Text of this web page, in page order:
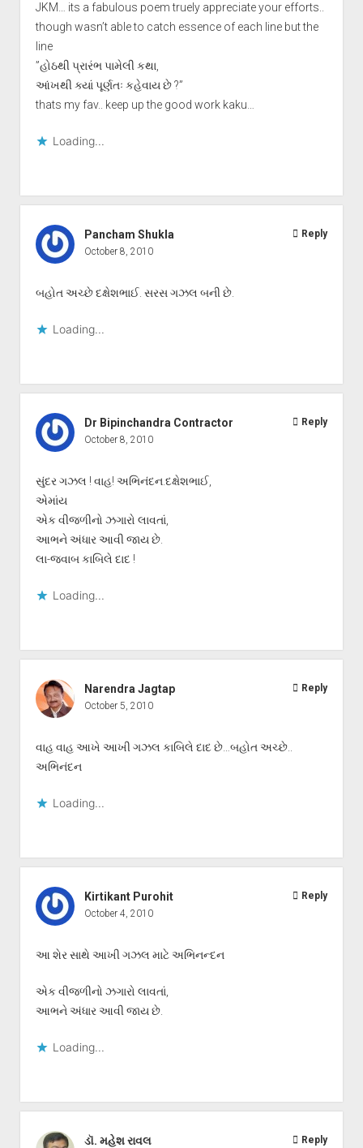
JKM… its a fabulous poem truely appreciate your efforts..
though wasn’t able to catch essence of each line but the
line
”હોઠથી પ્રારંભ પામેલી કથા,
આંખથી ક્યાં પૂર્ણતઃ કહેવાય છે ?”
thats my fav.. keep up the good work kaku…
Loading...
Pancham Shukla
October 8, 2010
બહોત અચ્છે દક્ષેશભાઈ. સરસ ગઝલ બની છે.
Loading...
Reply
Dr Bipinchandra Contractor
October 8, 2010
સુંદર ગઝલ ! વાહ! અભિનંદન.દક્ષેશભાઈ,
એમાંય
એક વીજળીનો ઝગારો લાવતાં,
આભને અંધાર આવી જાય છે.
લા-જવાબ કાબિલે દાદ !
Loading...
Reply
Narendra Jagtap
October 5, 2010
વાહ વાહ આખે આખી ગઝલ કાબિલે દાદ છે…બહોત અચ્છે..
અભિનંદન
Loading...
Reply
Kirtikant Purohit
October 4, 2010
આ શેર સાથે આખી ગઝલ માટે અભિનન્દન
એક વીજળીનો ઝગારો લાવતાં,
આભને અંધાર આવી જાય છે.
Loading...
Reply
ડૉ. મહેશ રાવલ Reply